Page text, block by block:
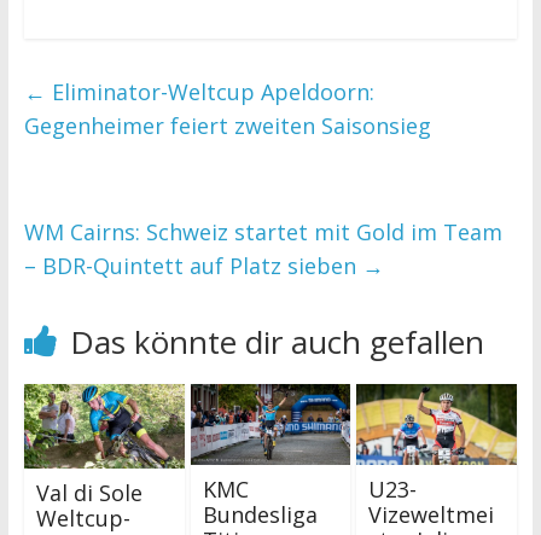
← Eliminator-Weltcup Apeldoorn:
Gegenheimer feiert zweiten Saisonsieg
WM Cairns: Schweiz startet mit Gold im Team
– BDR-Quintett auf Platz sieben →
Das könnte dir auch gefallen
Val di Sole
Weltcup-
KMC
Bundesliga
U23-
Vizeweltmei